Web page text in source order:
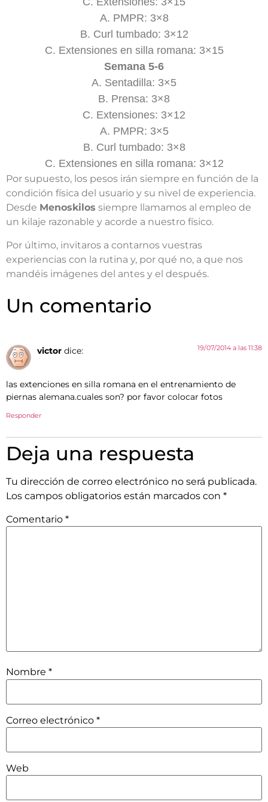
A. PMPR: 3×8
B. Curl tumbado: 3×12
C. Extensiones en silla romana: 3×15
Semana 5-6
A. Sentadilla: 3×5
B. Prensa: 3×8
C. Extensiones: 3×12
A. PMPR: 3×5
B. Curl tumbado: 3×8
C. Extensiones en silla romana: 3×12
Por supuesto, los pesos irán siempre en función de la
condición física del usuario y su nivel de experiencia.
Desde Menoskilos siempre llamamos al empleo de
un kilaje razonable y acorde a nuestro físico.
Por último, invitaros a contarnos vuestras
experiencias con la rutina y, por qué no, a que nos
mandéis imágenes del antes y el después.
Un comentario
victor dice: 19/07/2014 a las 11:38
las extenciones en silla romana en el entrenamiento de
piernas alemana.cuales son? por favor colocar fotos
Responder
Deja una respuesta
Tu dirección de correo electrónico no será publicada.
Los campos obligatorios están marcados con *
Comentario *
Nombre *
Correo electrónico *
Web